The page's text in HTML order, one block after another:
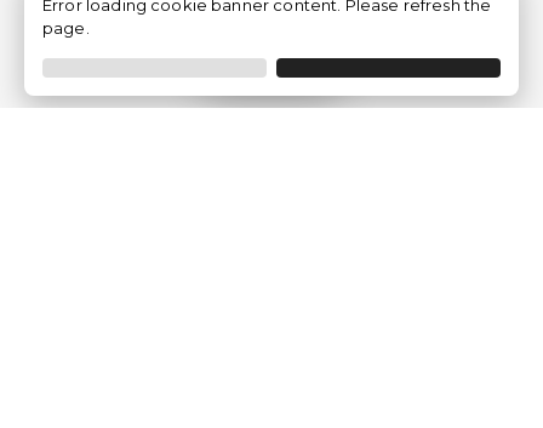
Filtrar
Error loading cookie banner content. Please refresh the
page.